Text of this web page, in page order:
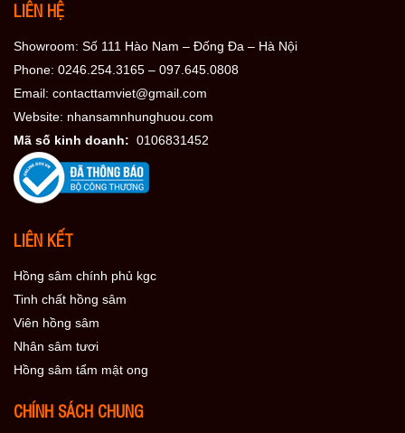
LIÊN HỆ
Showroom: Số 111 Hào Nam – Đống Đa – Hà Nội
Phone: 0246.254.3165 – 097.645.0808
Email: contacttamviet@gmail.com
Website: nhansamnhunghuou.com
Mã số kinh doanh: 0106831452
LIÊN KẾT
Hồng sâm chính phủ kgc
Tinh chất hồng sâm
Viên hồng sâm
Nhân sâm tươi
Hồng sâm tẩm mật ong
CHÍNH SÁCH CHUNG